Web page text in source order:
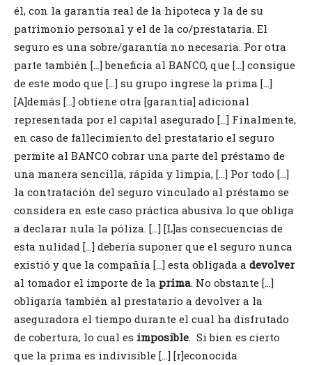
él, con la garantía real de la hipoteca y la de su
patrimonio personal y el de la co/prestataria. El
seguro es una sobre/garantía no necesaria. Por otra
parte también […] beneficia al BANCO, que […] consigue
de este modo que […] su grupo ingrese la prima […]
[A]demás […] obtiene otra [garantía] adicional
representada por el capital asegurado […] Finalmente,
en caso de fallecimiento del prestatario el seguro
permite al BANCO cobrar una parte del préstamo de
una manera sencilla, rápida y limpia, […] Por todo […]
la contratación del seguro vinculado al préstamo se
considera en este caso práctica abusiva lo que obliga
a declarar nula la póliza. […] [L]as consecuencias de
esta nulidad […] debería suponer que el seguro nunca
existió y que la compañía […] esta obligada a devolver
al tomador el importe de la prima. No obstante […]
obligaría también al prestatario a devolver a la
aseguradora el tiempo durante el cual ha disfrutado
de cobertura, lo cual es imposible. Si bien es cierto
que la prima es indivisible […] [r]econocida